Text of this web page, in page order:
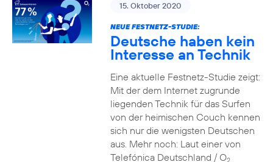
15. Oktober 2020
NEUE FESTNETZ-STUDIE:
Deutsche haben kein
Interesse an Technik
Eine aktuelle Festnetz-Studie zeigt:
Mit der dem Internet zugrunde
liegenden Technik für das Surfen
von der heimischen Couch kennen
sich nur die wenigsten Deutschen
aus. Mehr noch: Laut einer von
Telefónica Deutschland / O2